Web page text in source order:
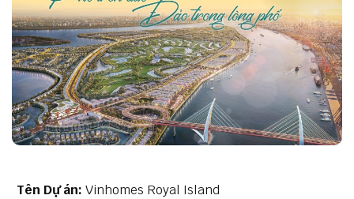
Tên Dự án: Vinhomes Royal Island